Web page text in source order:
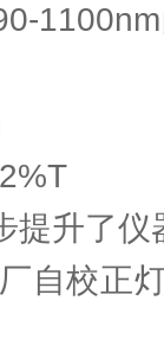
提升了仪
自校正